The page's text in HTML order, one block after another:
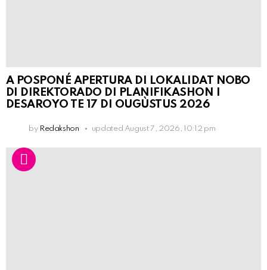
A POSPONÉ APERTURA DI LOKALIDAT NOBO
DI DIREKTORADO DI PLANIFIKASHON I
DESAROYO TE 17 DI OUGÙSTUS 2026
by Redakshon updated August 7, 2026, 10:12 pm